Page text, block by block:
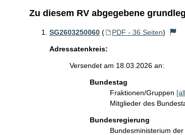
Zu diesem RV abgegebene
SG2603250060 ( PDF - 36 Seiten)
Adressatenkreis:
Versendet am 18.03.2026 an:
Bundestag
Fraktionen/Gruppen
Mitglieder des
Bundesregierung
Bundesministerium